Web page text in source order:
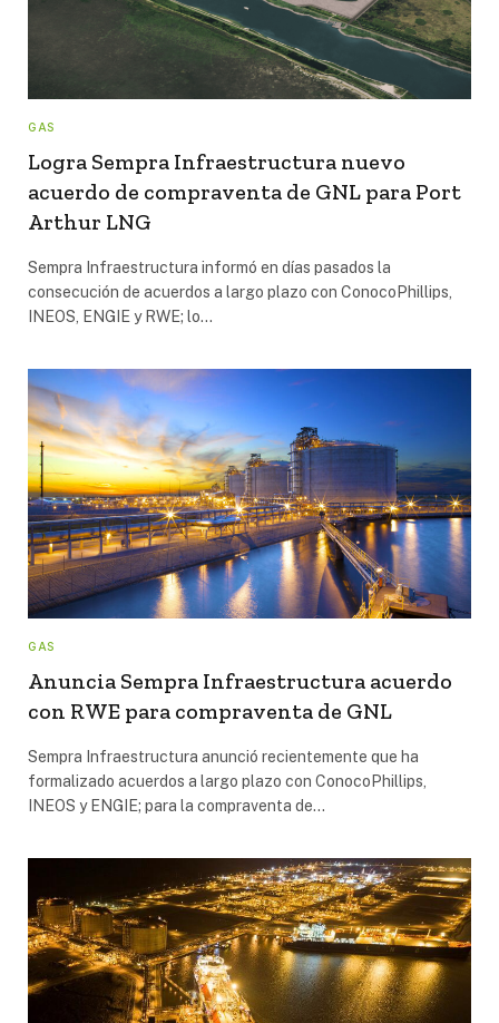
GAS
Logra Sempra Infraestructura nuevo
acuerdo de compraventa de GNL para Port
Arthur LNG
Sempra Infraestructura informó en días pasados la
consecución de acuerdos a largo plazo con ConocoPhillips,
INEOS, ENGIE y RWE; lo…
GAS
Anuncia Sempra Infraestructura acuerdo
con RWE para compraventa de GNL
Sempra Infraestructura anunció recientemente que ha
formalizado acuerdos a largo plazo con ConocoPhillips,
INEOS y ENGIE; para la compraventa de…